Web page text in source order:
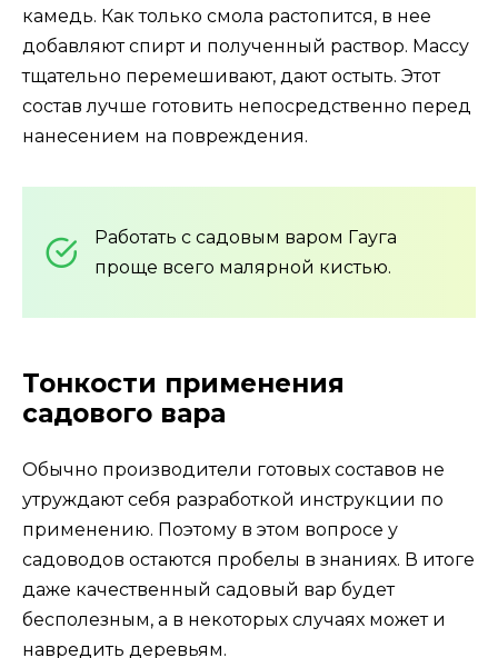
камедь. Как только смола растопится, в нее
добавляют спирт и полученный раствор. Массу
тщательно перемешивают, дают остыть. Этот
состав лучше готовить непосредственно перед
нанесением на повреждения.
Работать с садовым варом Гауга
проще всего малярной кистью.
Тонкости применения
садового вара
Обычно производители готовых составов не
утруждают себя разработкой инструкции по
применению. Поэтому в этом вопросе у
садоводов остаются пробелы в знаниях. В итоге
даже качественный садовый вар будет
бесполезным, а в некоторых случаях может и
навредить деревьям.